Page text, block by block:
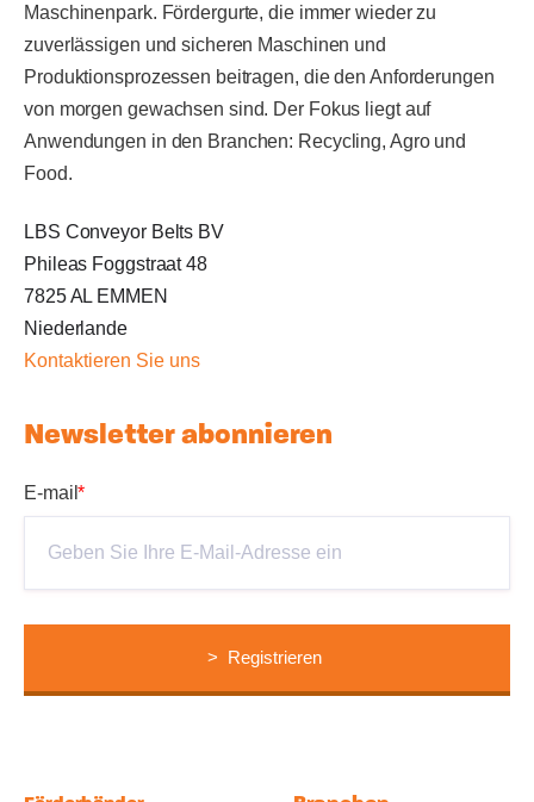
Maschinenpark. Fördergurte, die immer wieder zu
zuverlässigen und sicheren Maschinen und
Produktionsprozessen beitragen, die den Anforderungen
von morgen gewachsen sind. Der Fokus liegt auf
Anwendungen in den Branchen: Recycling, Agro und
Food.
LBS Conveyor Belts BV
Phileas Foggstraat 48
7825 AL EMMEN
Niederlande
Kontaktieren Sie uns
Newsletter abonnieren
E-mail*